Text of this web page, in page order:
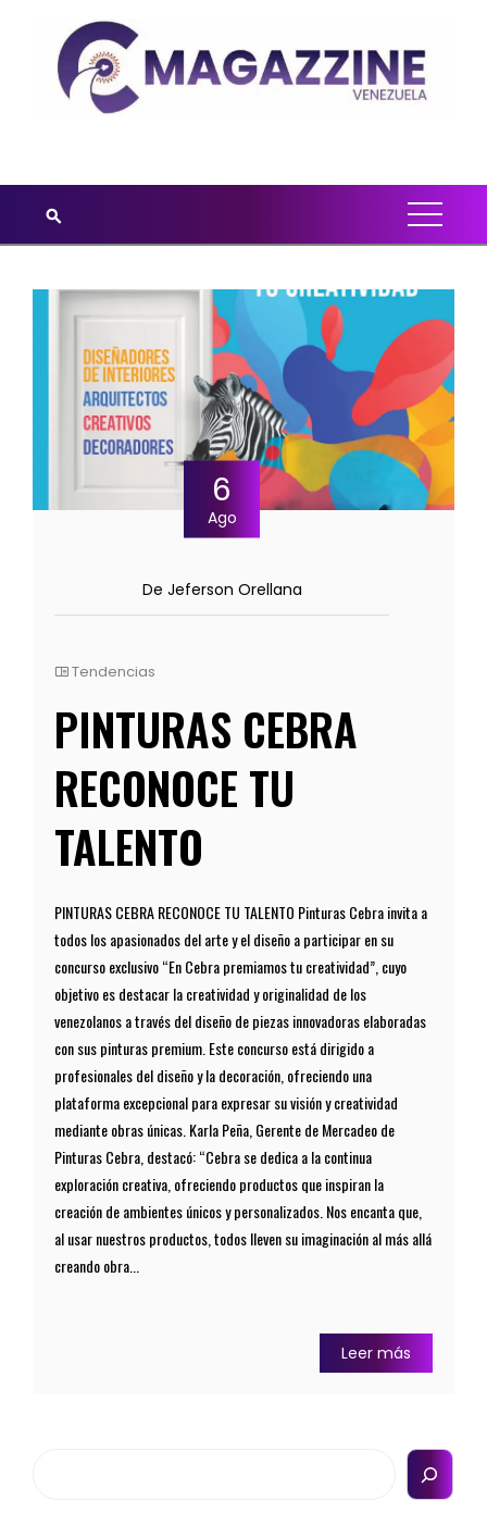
6
Ago
De Jeferson Orellana
Tendencias
PINTURAS CEBRA
RECONOCE TU
TALENTO
PINTURAS CEBRA RECONOCE TU TALENTO Pinturas Cebra invita a
todos los apasionados del arte y el diseño a participar en su
concurso exclusivo “En Cebra premiamos tu creatividad”, cuyo
objetivo es destacar la creatividad y originalidad de los
venezolanos a través del diseño de piezas innovadoras elaboradas
con sus pinturas premium. Este concurso está dirigido a
profesionales del diseño y la decoración, ofreciendo una
plataforma excepcional para expresar su visión y creatividad
mediante obras únicas. Karla Peña, Gerente de Mercadeo de
Pinturas Cebra, destacó: “Cebra se dedica a la continua
exploración creativa, ofreciendo productos que inspiran la
creación de ambientes únicos y personalizados. Nos encanta que,
al usar nuestros productos, todos lleven su imaginación al más allá
creando obra...
Leer más